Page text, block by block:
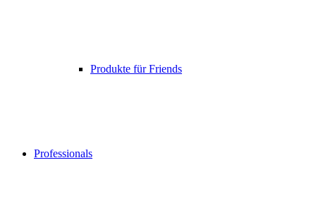
Produkte für Friends
Professionals